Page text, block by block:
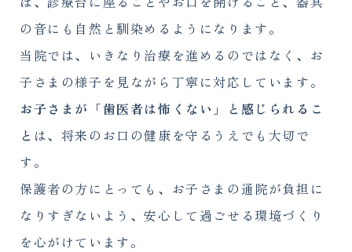
の音にも自然と馴染めるようになります。
当院では、いきなり治療を進めるのではなく、お
子さまの様子を見ながら丁寧に対応しています。
お子さまが「歯医者は怖くない」と感じられるこ
と は、将来のお口の健康を守るうえでも大切で
す。
保護者の方にとっても、お子さまの通院が負担に
なりすぎないよう、安心して過ごせる環境づくり
を心がけています。